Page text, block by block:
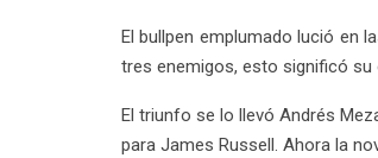
El bullpen emplumado lució en
tres enemigos, esto significó
El triunfo se lo llevó Andrés
para James Russell. Ahora la